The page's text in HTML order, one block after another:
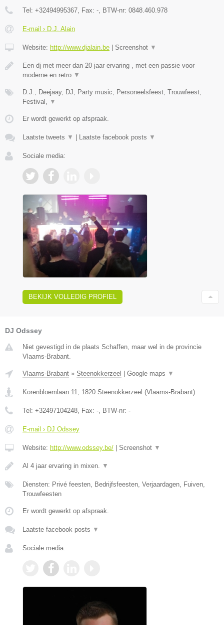
Tel: +32494995367, Fax: -, BTW-nr: 0848.460.978
E-mail › D.J. Alain
Website: http://www.djalain.be Screenshot ▼
Een dj met meer dan 20 jaar ervaring , met een passie voor
moderne en retro ▼
D.J., Deejaay, DJ, Party music, Personeelsfeest, Trouwfeest,
Festival, ▼
Er wordt gewerkt op afspraak.
Laatste tweets ▼ Laatste facebook posts ▼
Sociale media:
BEKIJK VOLLEDIG PROFIEL
DJ Odssey
Niet gevestigd in de plaats Schaffen, maar wel in de provincie
Vlaams-Brabant.
Vlaams-Brabant » Steenokkerzeel Google maps ▼
Korenbloemlaan 11 1820 Steenokkerzeel (Vlaams-Brabant)
Tel: +32497104248 , Fax: - , BTW-nr: -
E-mail › DJ Odssey
Website: http://www.odssey.be/ Screenshot ▼
Al 4 jaar ervaring in mixen. ▼
Diensten: Privé feesten, Bedrijfsfeesten, Verjaardagen, Fuiven,
Trouwfeesten
Er wordt gewerkt op afspraak.
Laatste facebook posts ▼
Sociale media: